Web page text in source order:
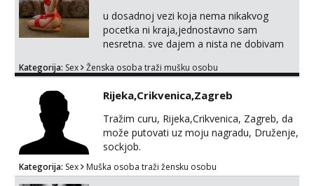
u dosadnoj vezi koja nema nikakvog
pocetka ni kraja,jednostavno sam
nesretna. sve dajem a nista ne dobivam
zadovoljiti moje potrebe,ne trazim puno
volim njezan seks i njezne poljupce po
tijelu koji me jako pale,obozavam kad
muskarac preuzme kontrolu . javi se :)
Klikni na link ispod i nadji me tamo, cekam
Kategorija: Sex Ženska osoba traži mušku osobu
Rijeka,Crikvenica,Zagreb
Tražim curu, Rijeka,Crikvenica, Zagreb, da
može putovati uz moju nagradu, Druženje,
sockjob.
Kategorija: Sex Muška osoba traži žensku osobu